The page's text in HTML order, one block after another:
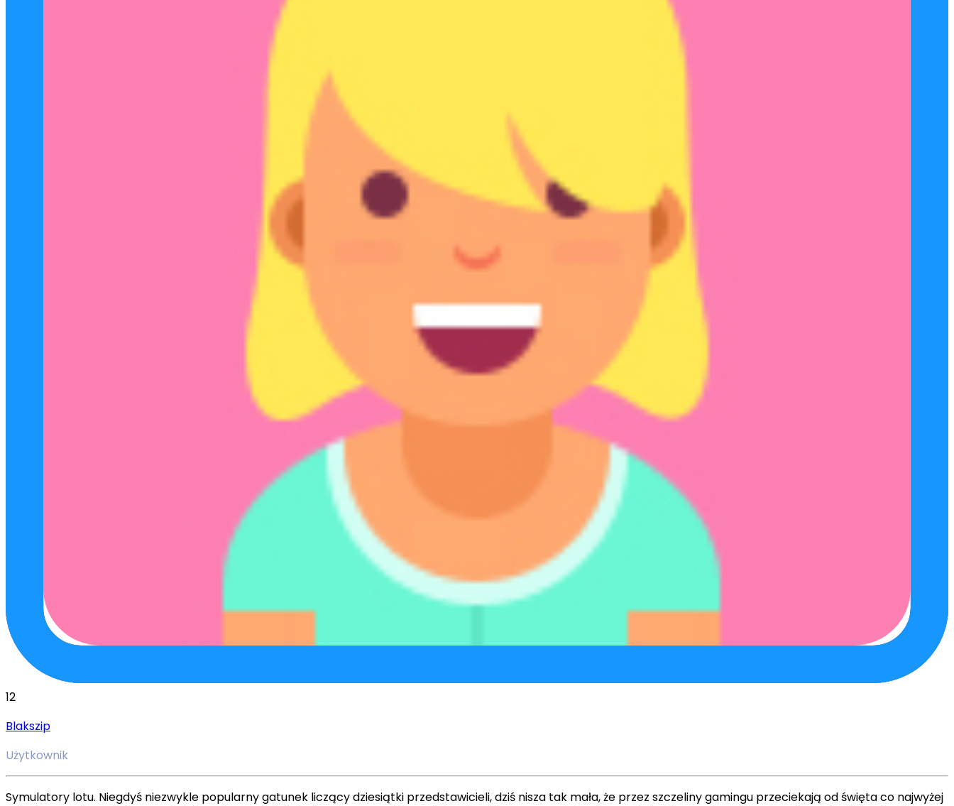
12
Blakszip
Użytkownik
Symulatory lotu. Niegdyś niezwykle popularny gatunek liczący dziesiątki przedstawicieli, dziś nisza tak mała, że przez szczeliny gamingu przeciekają od święta co najwyżej